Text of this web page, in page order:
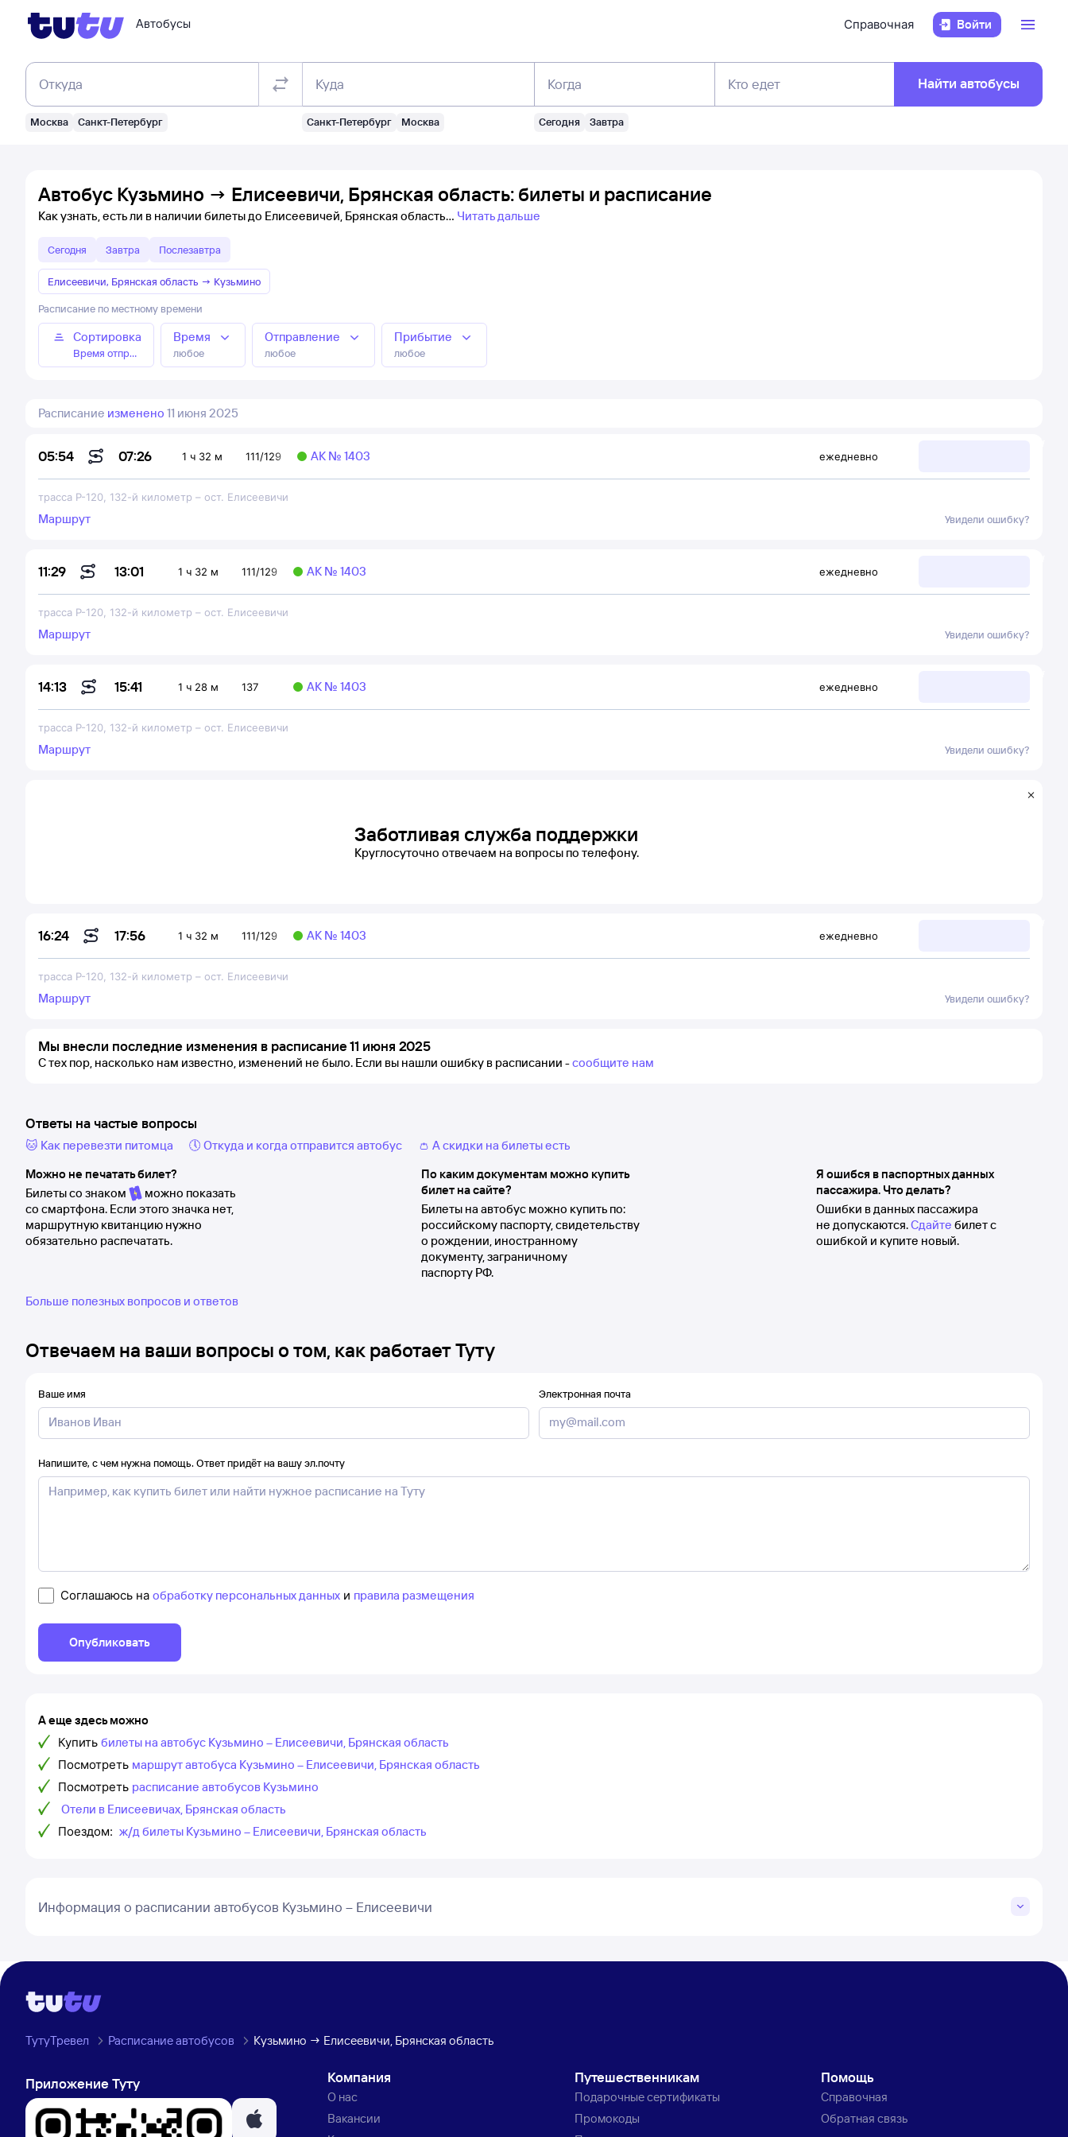
Автобусы Справочная Войти
Откуда
Москва Санкт-Петербург
Куда
Санкт-Петербург Москва
Когда
Сегодня Завтра
Кто едет Найти автобусы
Автобус Кузьмино → Елисеевичи, Брянская область: билеты и расписание
Как узнать, есть ли в наличии билеты до Елисеевичей, Брянская область Читать дальше
Сегодня Завтра Послезавтра
Елисеевичи, Брянская область → Кузьмино
Расписание по местному времени
Сортировка
Время отправления
Время
любое
Отправление
любое
Прибытие
любое
Расписание изменено 11 июня 2025
05:54 07:26 1 ч 32 м 111/129 АК № 1403 ежедневно
трасса Р-120, 132-й километр – ост. Елисеевичи
Маршрут Увидели ошибку?
11:29 13:01 1 ч 32 м 111/129 АК № 1403 ежедневно
трасса Р-120, 132-й километр – ост. Елисеевичи
Маршрут Увидели ошибку?
14:13 15:41 1 ч 28 м 137 АК № 1403 ежедневно
трасса Р-120, 132-й километр – ост. Елисеевичи
Маршрут Увидели ошибку?
Заботливая служба поддержки
Круглосуточно отвечаем на вопросы по телефону.
16:24 17:56 1 ч 32 м 111/129 АК № 1403 ежедневно
трасса Р-120, 132-й километр – ост. Елисеевичи
Маршрут Увидели ошибку?
Мы внесли последние изменения в расписание 11 июня 2025
С тех пор, насколько нам известно, изменений не было. Если вы нашли ошибку в расписании -сообщите нам
Ответы на частые вопросы
🐱 Как перевезти питомца 🕔 Откуда и когда отправится автобус
👛 А скидки на билеты есть
Можно не печатать билет?
Билеты со знаком
можно показать
со смартфона. Если этого значка нет,
маршрутную квитанцию нужно
обязательно распечатать.
По каким документам можно купить
билет на сайте?
Билеты на автобус можно купить по:
российскому паспорту, свидетельству
о рождении, иностранному
документу, заграничному
паспорту РФ.
Я ошибся в паспортных данных
пассажира. Что делать?
Ошибки в данных пассажира
не допускаются.Сдайте билет с
ошибкой и купите новый.
Больше полезных вопросов и ответов
Отвечаем на ваши вопросы о том, как работает Туту
Ваше имя Электронная почта
Напишите, с чем нужна помощь. Ответ придёт на вашу эл.почту
Соглашаюсь на обработку персональных данных и правила размещения
Опубликовать
А еще здесь можно
Купить билеты на автобус Кузьмино – Елисеевичи, Брянская область
Посмотреть маршрут автобуса Кузьмино – Елисеевичи, Брянская область
Посмотреть расписание автобусов Кузьмино
Отели в Елисеевичах, Брянская область
Поездом: ж/д билеты Кузьмино – Елисеевичи, Брянская область
Информация о расписании автобусов Кузьмино – Елисеевичи
ТутуТревел Расписание автобусов Кузьмино → Елисеевичи, Брянская область
Приложение Туту Компания
О нас
Вакансии
Путешественникам
Подарочные сертификаты
Промокоды
Помощь
Справочная
Обратная связь